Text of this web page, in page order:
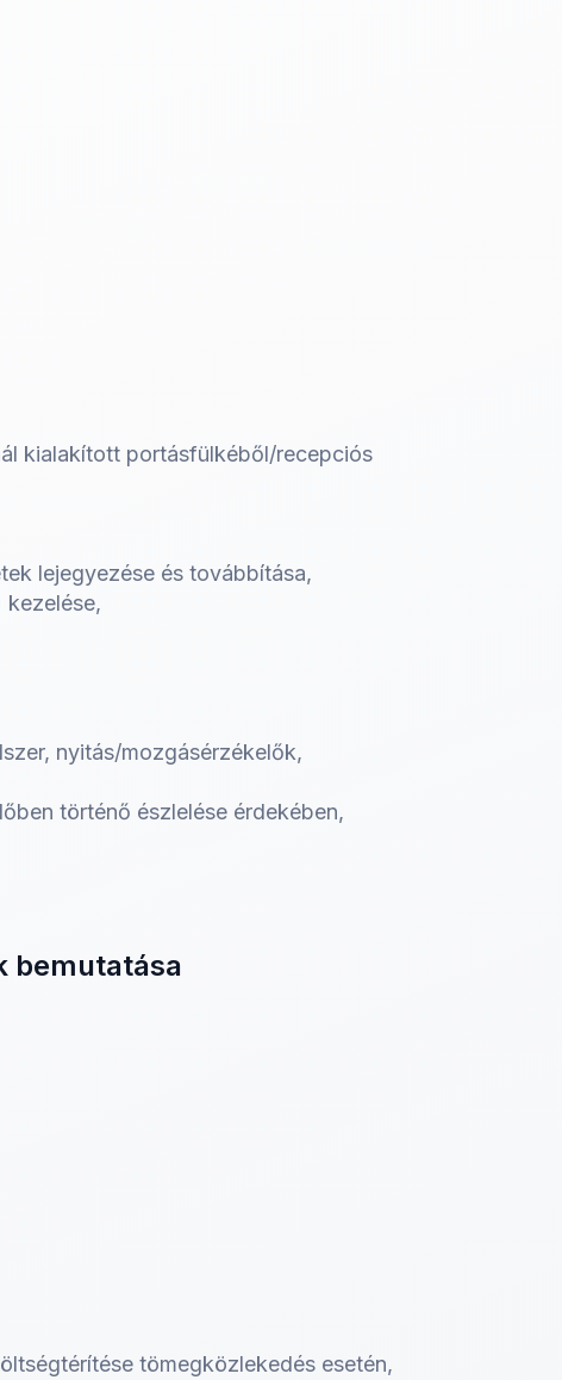
kialakított portásfülkéből/recepciós
lejegyezése és továbbítása,
nyitás/mozgásérzékelők,
történő észlelése érdekében,
bemutatása
tömegközlekedés esetén,